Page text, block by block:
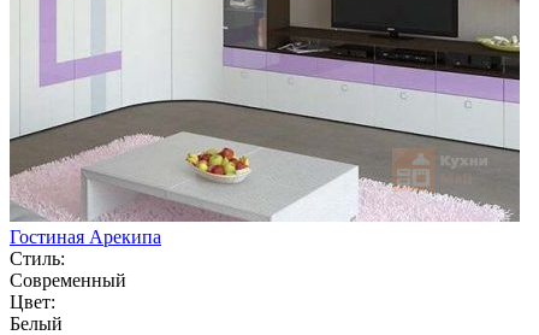
Гостиная Арекипа
Стиль:
Современный
Цвет:
Белый